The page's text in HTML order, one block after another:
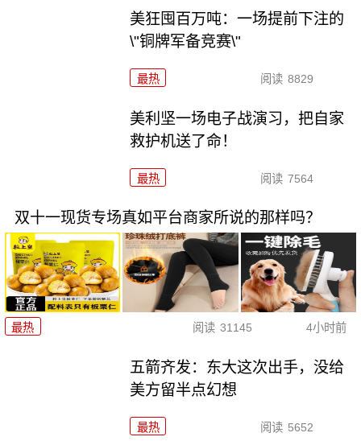
美狂囤百万吨：一场提前下注的
\"铜牌军备竞赛\"
最热 阅读 8829
美利坚一场电子战演习，把自家
救护机送了命！
最热 阅读 7564
双十一现货专场真如平台商家所说的那样吗？
最热 阅读 31145 4小时前
五箭齐发：东大这次出手，没给
美方留半点幻想
最热 阅读 5652